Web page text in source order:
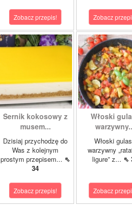
Zobacz przepis! Zobacz
Sernik kokosowy z
musem...
Dzisiaj przychodzę do
Was z kolejnym
prostym przepisem... ⇖
34
Zobacz przepis!
Włoski
Włoski
warzywny
ligure” z... ⇖
Zobacz